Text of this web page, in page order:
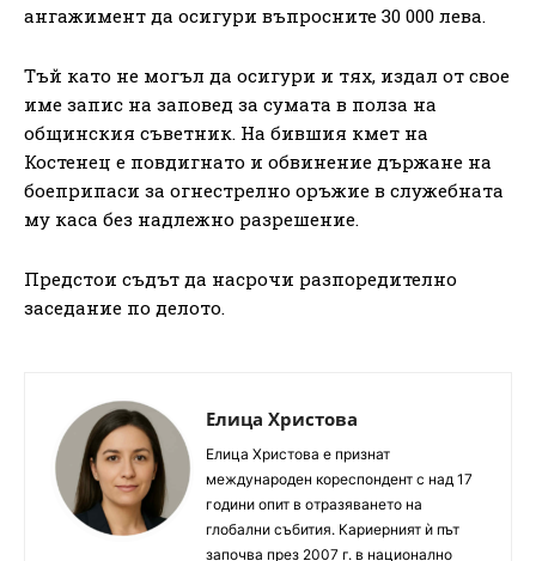
ангажимент да осигури въпросните 30 000 лева.
Тъй като не могъл да осигури и тях, издал от свое
име запис на заповед за сумата в полза на
общинския съветник. На бившия кмет на
Костенец е повдигнато и обвинение държане на
боеприпаси за огнестрелно оръжие в служебната
му каса без надлежно разрешение.
Предстои съдът да насрочи разпоредително
заседание по делото.
Елица Христова
Елица Христова е признат
международен кореспондент с над 17
години опит в отразяването на
глобални събития. Кариерният ѝ път
започва през 2007 г. в национално